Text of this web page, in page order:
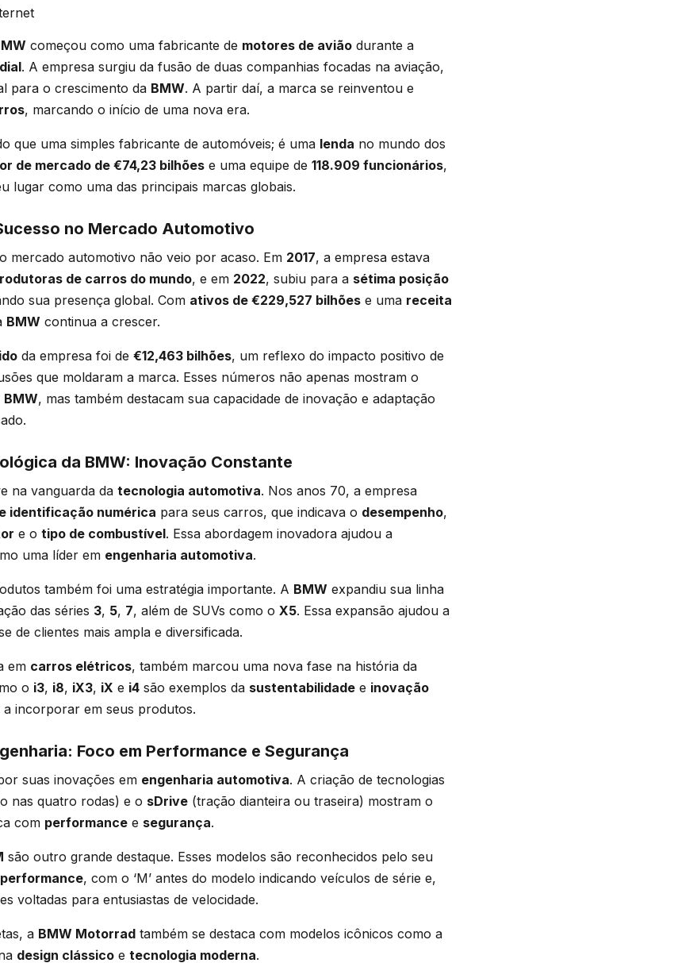
começou como uma fabricante de motores de avião durante a
. A empresa surgiu da fusão de duas companhias focadas na aviação,
para o crescimento da BMW. A partir daí, a marca se reinventou e
, marcando o início de uma nova era.
que uma simples fabricante de automóveis; é uma lenda no mundo dos
de mercado de €74,23 bilhões e uma equipe de 118.909 funcionários,
lugar como uma das principais marcas globais.
no Mercado Automotivo
mercado automotivo não veio por acaso. Em 2017, a empresa estava
de carros do mundo, e em 2022, subiu para a sétima posição
sua presença global. Com ativos de €229,527 bilhões e uma receita
BMW continua a crescer.
da empresa foi de €12,463 bilhões, um reflexo do impacto positivo de
que moldaram a marca. Esses números não apenas mostram o
BMW, mas também destacam sua capacidade de inovação e adaptação
da BMW: Inovação Constante
na vanguarda da tecnologia automotiva. Nos anos 70, a empresa
identificação numérica para seus carros, que indicava o desempenho,
e o tipo de combustível. Essa abordagem inovadora ajudou a
uma líder em engenharia automotiva.
também foi uma estratégia importante. A BMW expandiu sua linha
das séries 3, 5, 7, além de SUVs como o X5. Essa expansão ajudou a
de clientes mais ampla e diversificada.
em carros elétricos, também marcou uma nova fase na história da
o i3, i8, iX3, iX e i4 são exemplos da sustentabilidade e inovação
incorporar em seus produtos.
Foco em Performance e Segurança
suas inovações em engenharia automotiva. A criação de tecnologias
nas quatro rodas) e o sDrive (tração dianteira ou traseira) mostram o
com performance e segurança.
são outro grande destaque. Esses modelos são reconhecidos pelo seu
, com o ‘M’ antes do modelo indicando veículos de série e,
voltadas para entusiastas de velocidade.
a BMW Motorrad também se destaca com modelos icônicos como a
design clássico e tecnologia moderna.